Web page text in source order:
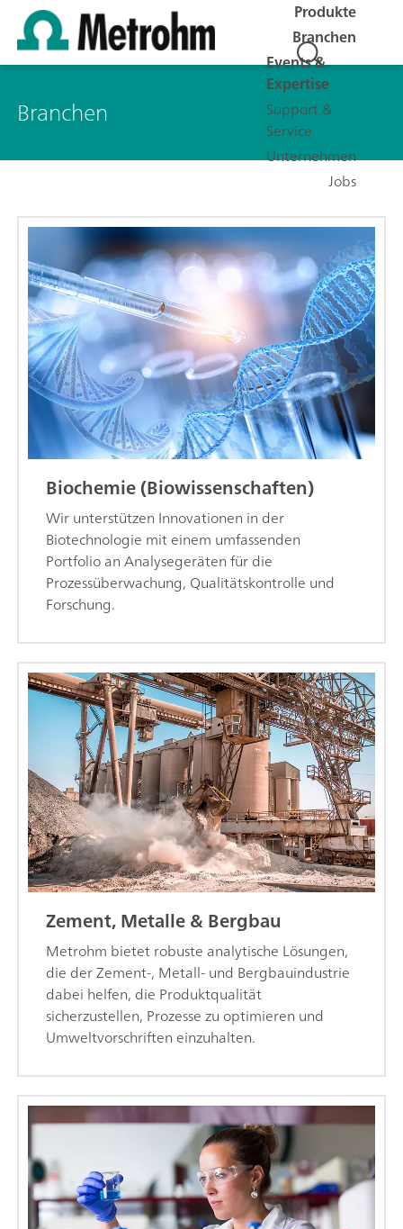
Produkte
Branchen
Events &
Expertise
Support &
Service
Unternehmen
Jobs
Branchen
Biochemie (Biowissenschaften)
Wir unterstützen Innovationen in der
Biotechnologie mit einem umfassenden
Portfolio an Analysegeräten für die
Prozessüberwachung, Qualitätskontrolle und
Forschung.
Zement, Metalle & Bergbau
Metrohm bietet robuste analytische Lösungen,
die der Zement-, Metall- und Bergbauindustrie
dabei helfen, die Produktqualität
sicherzustellen, Prozesse zu optimieren und
Umweltvorschriften einzuhalten.